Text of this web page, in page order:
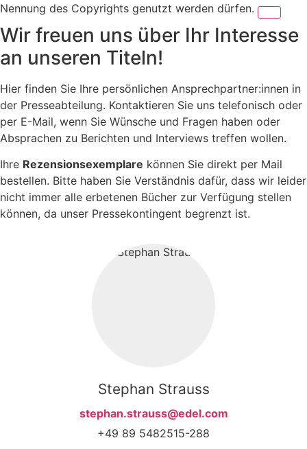
Nennung des Copyrights genutzt werden dürfen.
Wir freuen uns über Ihr Interesse
an unseren Titeln!
Hier finden Sie Ihre persönlichen Ansprechpartner:innen in
der Presseabteilung. Kontaktieren Sie uns telefonisch oder
per E-Mail, wenn Sie Wünsche und Fragen haben oder
Absprachen zu Berichten und Interviews treffen wollen.
Ihre Rezensionsexemplare können Sie direkt per Mail
bestellen. Bitte haben Sie Verständnis dafür, dass wir leider
nicht immer alle erbetenen Bücher zur Verfügung stellen
können, da unser Pressekontingent begrenzt ist.
Stephan Strauss
stephan.strauss@edel.com
+49 89 5482515-288